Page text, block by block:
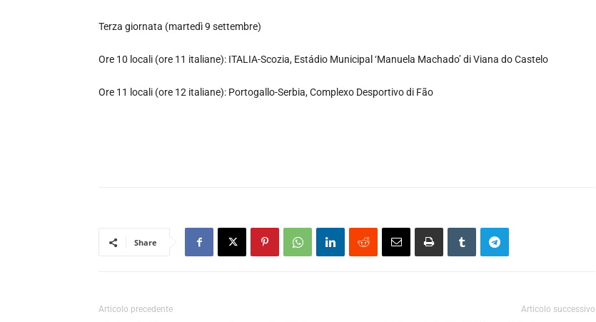
Terza giornata (martedì 9 settembre)
Ore 10 locali (ore 11 italiane): ITALIA-Scozia, Estádio Municipal ‘Manuela Machado’ di Viana do Castelo
Ore 11 locali (ore 12 italiane): Portogallo-Serbia, Complexo Desportivo di Fão
Share
Articolo precedente Articolo successivo